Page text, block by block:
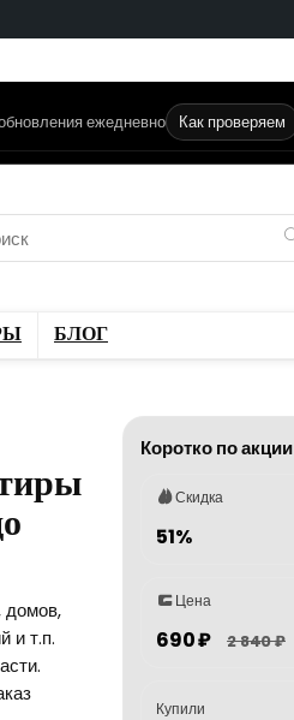
ежедневно Как проверяем
БЛОГ
домов,
и т.п.
Коротко по акции
Скидка
51%
Цена
690 ₽ 2 840 ₽
Купили